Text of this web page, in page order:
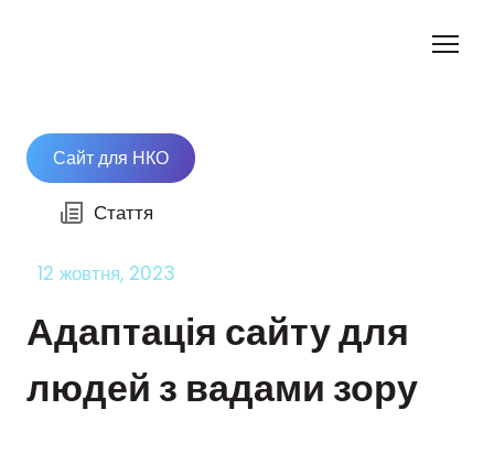
Сайт для НКО
Стаття
12 жовтня, 2023
Адаптація сайту для
людей з вадами зору